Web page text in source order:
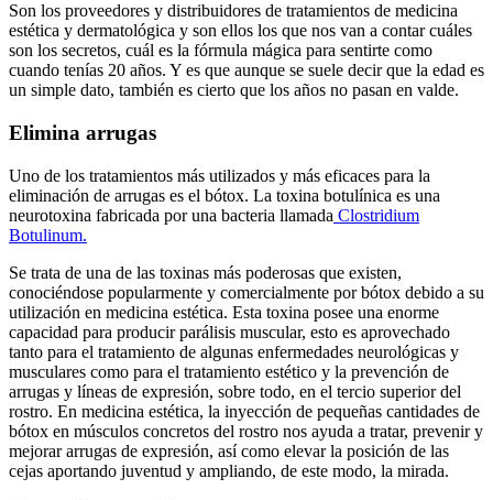
Son los proveedores y distribuidores de tratamientos de medicina
estética y dermatológica y son ellos los que nos van a contar cuáles
son los secretos, cuál es la fórmula mágica para sentirte como
cuando tenías 20 años. Y es que aunque se suele decir que la edad es
un simple dato, también es cierto que los años no pasan en valde.
Elimina arrugas
Uno de los tratamientos más utilizados y más eficaces para la
eliminación de arrugas es el bótox. La toxina botulínica es una
neurotoxina fabricada por una bacteria llamada Clostridium
Botulinum.
Se trata de una de las toxinas más poderosas que existen,
conociéndose popularmente y comercialmente por bótox debido a su
utilización en medicina estética. Esta toxina posee una enorme
capacidad para producir parálisis muscular, esto es aprovechado
tanto para el tratamiento de algunas enfermedades neurológicas y
musculares como para el tratamiento estético y la prevención de
arrugas y líneas de expresión, sobre todo, en el tercio superior del
rostro. En medicina estética, la inyección de pequeñas cantidades de
bótox en músculos concretos del rostro nos ayuda a tratar, prevenir y
mejorar arrugas de expresión, así como elevar la posición de las
cejas aportando juventud y ampliando, de este modo, la mirada.